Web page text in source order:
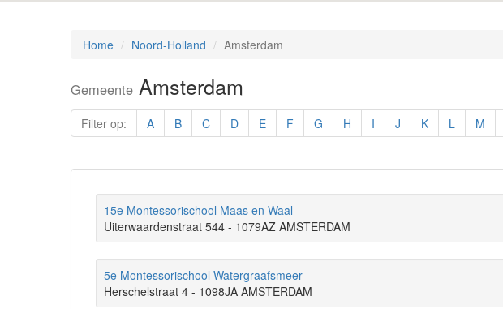
Home Noord-Holland Amsterdam
Gemeente Amsterdam
Filter op: A B C D E F G H I J K L M
15e Montessorischool Maas en Waal
Uiterwaardenstraat 544 - 1079AZ AMSTERDAM
5e Montessorischool Watergraafsmeer
Herschelstraat 4 - 1098JA AMSTERDAM